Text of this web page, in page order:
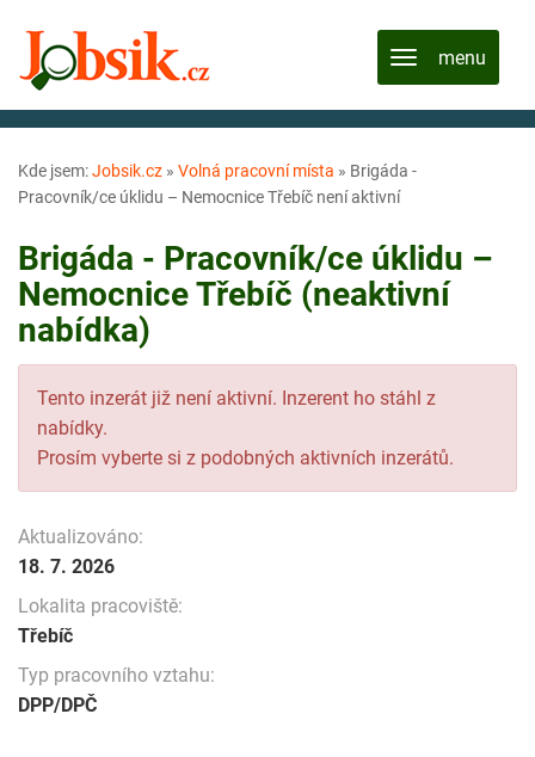
Kde jsem:Jobsik.cz » Volná pracovní místa » Brigáda -
Pracovník/ce úklidu – Nemocnice Třebíč není aktivní
Brigáda - Pracovník/ce úklidu –
Nemocnice Třebíč (neaktivní
nabídka)
Tento inzerát již není aktivní. Inzerent ho stáhl z
nabídky.
Prosím vyberte si z podobných aktivních inzerátů.
Aktualizováno:
18. 7. 2026
Lokalita pracoviště:
Třebíč
Typ pracovního vztahu:
DPP/DPČ